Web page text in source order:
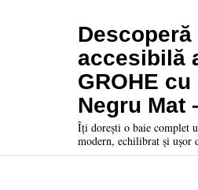
Spain
accesibilă
GROHE
Negru Mat
promoție
Oradea
Îți dorești o baie complet
modern, echilibrat și ușor